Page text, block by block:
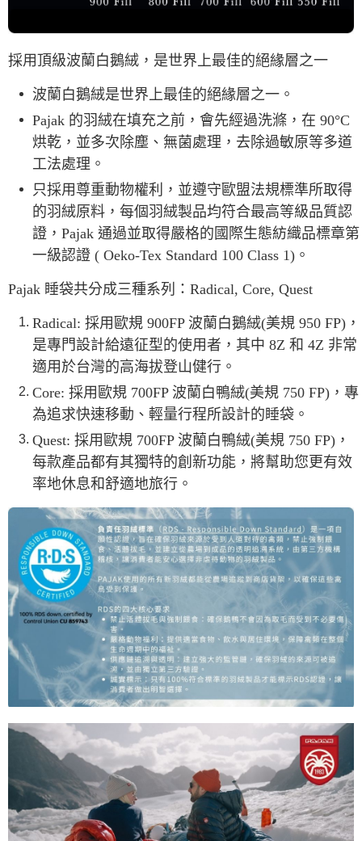
採用頂級波蘭白鵝絨，是世界上最佳的絕緣層之一
波蘭白鵝絨是世界上最佳的絕緣層之一。
Pajak 的羽絨在填充之前，會先經過洗滌，在 90°C
烘乾，並多次除塵、無菌處理，去除過敏原等多道
工法處理。
只採用尊重動物權利，並遵守歐盟法規標準所取得
的羽絨原料，每個羽絨製品均符合最高等級品質認
證，Pajak 通過並取得嚴格的國際生態紡織品標章第
一級認證 ( Oeko-Tex Standard 100 Class 1)。
Pajak 睡袋共分成三種系列：Radical, Core, Quest
Radical: 採用歐規 900FP 波蘭白鵝絨(美規 950 FP)，
是專門設計給遠征型的使用者，其中 8Z 和 4Z 非常
適用於台灣的高海拔登山健行。
Core: 採用歐規 700FP 波蘭白鴨絨(美規 750 FP)，專
為追求快速移動、輕量行程所設計的睡袋。
Quest: 採用歐規 700FP 波蘭白鴨絨(美規 750 FP)，
每款產品都有其獨特的創新功能，將幫助您更有效
率地休息和舒適地旅行。